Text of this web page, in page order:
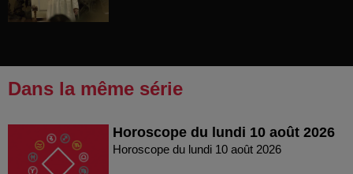
Dans la même série
Horoscope du lundi 10 août 2026
Horoscope du lundi 10 août 2026